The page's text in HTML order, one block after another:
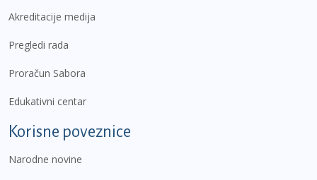
Akreditacije medija
Pregledi rada
Proračun Sabora
Edukativni centar
Korisne poveznice
Narodne novine